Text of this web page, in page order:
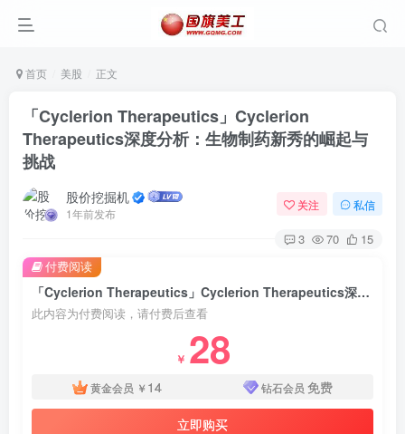
首页 美股 正文
「Cyclerion Therapeutics」Cyclerion
Therapeutics深度分析：生物制药新秀的崛起与
挑战
股价挖掘机
1年前发布
关注 私信
3 70 15
「Cyclerion Therapeutics」Cyclerion Therapeutics深度分析：生物制药新秀的崛起与挑战
此内容为付费阅读，请付费后查看
￥ 28
黄金会员 ￥ 14 钻石会员 免费
立即购买
付费阅读